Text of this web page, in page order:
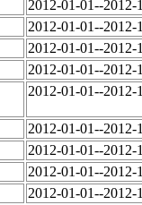
2012-01-01--
2012-01-01--
2012-01-01--
2012-01-01--
2012-01-01--
2012-01-01--
2012-01-01--
2012-01-01--
2012-01-01--